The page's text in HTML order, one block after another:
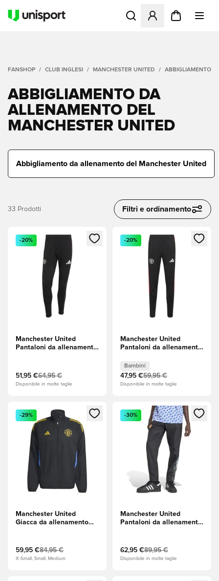
Apre una finestra modale
FANSHOP CLUB INGLESI MANCHESTER UNITED ABBIGLIAMENTO
ABBIGLIAMENTO DA
ALLENAMENTO DEL
MANCHESTER UNITED
Abbigliamento da allenamento del Manchester United
33 Prodotti Filtri e ordinamento
Apre una finestra modale per accedere o registrarsi come
-20%
Manchester United
Pantaloni da allenamento
51,95 €64,95 €
Disponibile in molte taglie
Apre una finestra modale
-20%
Manchester United
Pantaloni da allenamento
Bambini
47,95 €59,95 €
Disponibile in molte taglie
Apre una finestra modale per accedere o registrarsi come
-29%
Manchester United
Giacca da allenamento
(Blu)/Tribe Yellow
59,95 €84,95 €
X-Small, Small, Medium
Apre una finestra modale
-30%
Manchester United
Pantaloni da allenamento
62,95 €89,95 €
Disponibile in molte taglie